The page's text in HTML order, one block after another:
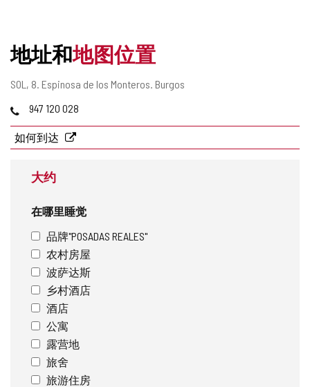
地址和地图位置
邮
地
址
SOL, 8. Espinosa de los Monteros. Burgos
电
947 120 028
如何到达
大约
在哪里睡觉
品牌"POSADAS REALES"
农村房屋
波萨达斯
乡村酒店
酒店
公寓
露营地
旅舍
旅游住房